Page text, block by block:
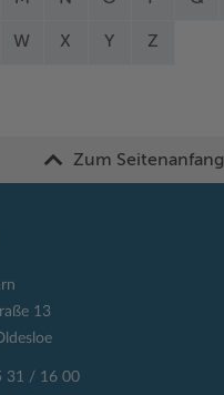
W X Y Z
Zum Seitenanfang
13
31 / 16 00